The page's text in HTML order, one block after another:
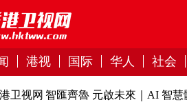
港视 国际 华人 社会
卫视网 智匯齊魯 元啟未來｜AI 智